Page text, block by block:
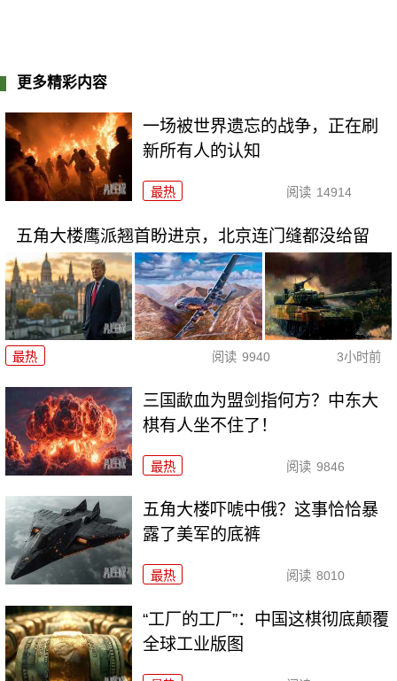
更多精彩内容
一场被世界遗忘的战争，正在刷
新所有人的认知
最热 阅读 14914
五角大楼鹰派翘首盼进京，北京连门缝都没给留
最热 阅读 9940 3小时前
三国歃血为盟剑指何方？中东大
棋有人坐不住了！
最热 阅读 9846
五角大楼吓唬中俄？这事恰恰暴
露了美军的底裤
最热 阅读 8010
“工厂的工厂”：中国这棋彻底颠覆
全球工业版图